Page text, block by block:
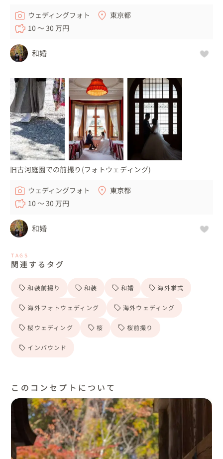
ウェディングフォト
東京都
10 〜 30 万円
和婚
旧古河庭園での前撮り(フォトウェディング)
ウェディングフォト
東京都
10 〜 30 万円
和婚
TAGS
関連するタグ
和装前撮り 和装 和婚 海外挙式
海外フォトウェディング 海外ウェディング
桜ウェディング 桜 桜前撮り
インバウンド
このコンセプトについて